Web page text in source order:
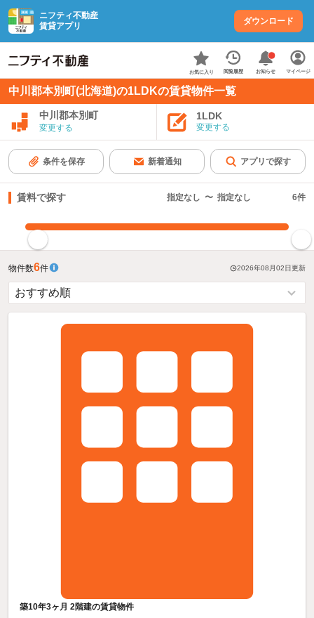
ニフティ不動産
賃貸アプリ
ダウンロード
お気に入り 閲覧履歴 お知らせ マイページ
中川郡本別町(北海道)の1LDKの賃貸物件一覧
中川郡本別町
変更する
1LDK
変更する
条件を保存 新着通知 アプリで探す
賃料で探す 指定なし 〜 指定なし 6件
物件数6件 2026年08月02日更新
築10年3ヶ月 2階建の賃貸物件